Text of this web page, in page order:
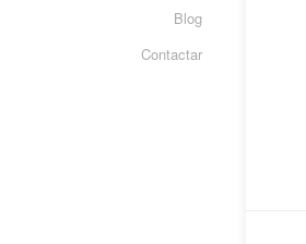
Blog
Contactar